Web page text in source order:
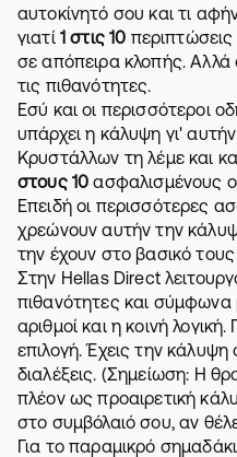
αυτοκίνητό σου και τι
γιατί 1 στις 10
σε απόπειρα κλοπής. Αλλά
τις πιθανότητες.
Εσύ και οι περισσότεροι
υπάρχει η κάλυψη γι'
Κρυστάλλων τη λέμε και
στους 10 ασφαλισμένους
Επειδή οι περισσότερες
χρεώνουν αυτήν την
την έχουν στο βασικό
Στην Hellas Direct
πιθανότητες και σύμφωνα
αριθμοί και η κοινή
επιλογή. Έχεις τηνκάλυψη
διαλέξεις. (Σημείωση: Η
πλέον ως προαιρετική
στο συμβόλαιό σου, αν
Για το παραμικρό